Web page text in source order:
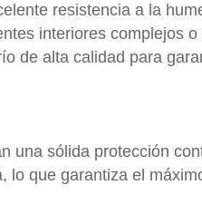
resistencia a la
interiores complejos
de alta calidad para
una sólida protección
lo que garantiza el